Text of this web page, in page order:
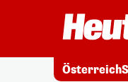
Österreich